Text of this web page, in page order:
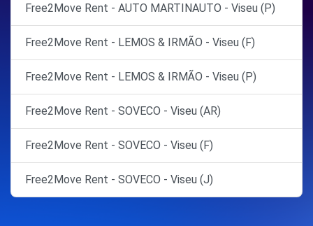
Free2Move Rent - AUTO MARTINAUTO - Viseu (P)
Free2Move Rent - LEMOS & IRMÃO - Viseu (F)
Free2Move Rent - LEMOS & IRMÃO - Viseu (P)
Free2Move Rent - SOVECO - Viseu (AR)
Free2Move Rent - SOVECO - Viseu (F)
Free2Move Rent - SOVECO - Viseu (J)